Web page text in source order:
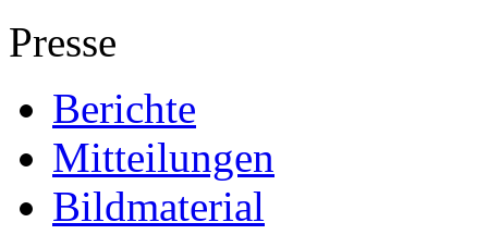
Presse
Berichte
Mitteilungen
Bildmaterial